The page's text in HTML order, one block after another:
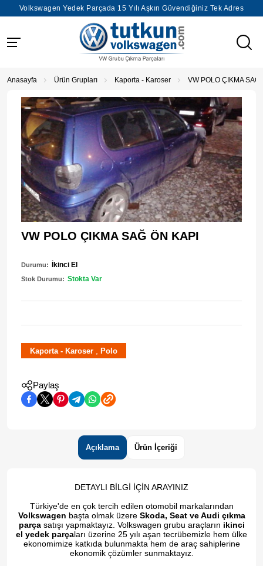
Volkswagen Yedek Parçada 15 Yılı Aşkın Güvendiğiniz Tek Adres
Anasayfa Ürün Grupları Kaporta - Karoser VW POLO ÇIKMA SAĞ
VW POLO ÇIKMA SAĞ ÖN KAPI
Durumu: İkinci El
Stok Durumu: Stokta Var
Kaporta - Karoser Polo
Paylaş
Açıklama Ürün İçeriği
DETAYLI BİLGİ İÇİN ARAYINIZ
Türkiye'de en çok tercih edilen otomobil markalarından
Volkswagen başta olmak üzere Skoda, Seat ve Audi çıkma
parçasatışı yapmaktayız. Volkswagen grubu araçların ikinci
el yedek parçaları üzerine 25 yılı aşan tecrübemizle hem ülke
ekonomimize katkıda bulunmakta hem de araç sahiplerine
ekonomik çözümler sunmaktayız.